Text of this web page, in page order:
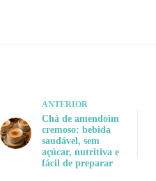
ANTERIOR
Chá de amendoim
cremoso: bebida
saudável, sem
açúcar, nutritiva e
fácil de preparar